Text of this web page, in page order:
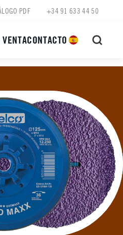
PDF +34 91 633 44 50
CONTACTO